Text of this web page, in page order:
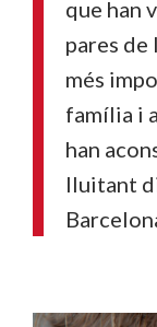
que han
pares de
més
família i
han
lluitant